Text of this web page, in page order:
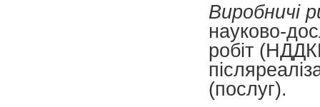
Виробничі
науково-
робіт
(послуг).